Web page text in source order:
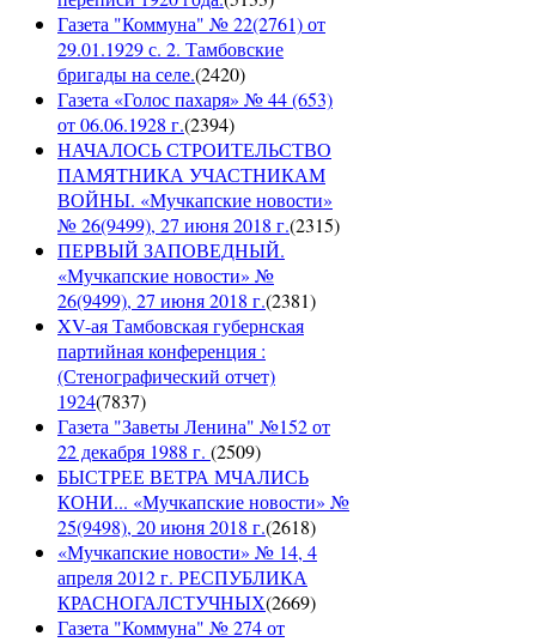
Газета "Коммуна" № 22(2761) от
29.01.1929 с. 2. Тамбовские
бригады на селе.(2420)
Газета «Голос пахаря» № 44 (653)
от 06.06.1928 г.(2394)
НАЧАЛОСЬ СТРОИТЕЛЬСТВО
ПАМЯТНИКА УЧАСТНИКАМ
ВОЙНЫ. «Мучкапские новости»
№ 26(9499), 27 июня 2018 г.(2315)
ПЕРВЫЙ ЗАПОВЕДНЫЙ.
«Мучкапские новости» №
26(9499), 27 июня 2018 г.(2381)
XV-ая Тамбовская губернская
партийная конференция :
(Стенографический отчет)
1924(7837)
Газета "Заветы Ленина" №152 от
22 декабря 1988 г. (2509)
БЫСТРЕЕ ВЕТРА МЧАЛИСЬ
КОНИ... «Мучкапские новости» №
25(9498), 20 июня 2018 г.(2618)
«Мучкапские новости» № 14, 4
апреля 2012 г. РЕСПУБЛИКА
КРАСНОГАЛСТУЧНЫХ(2669)
Газета "Коммуна" № 274 от